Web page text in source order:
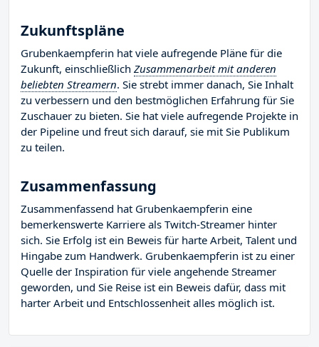
Zukunftspläne
Grubenkaempferin hat viele aufregende Pläne für die
Zukunft, einschließlich Zusammenarbeit mit anderen
beliebten Streamern. Sie strebt immer danach, Sie Inhalt
zu verbessern und den bestmöglichen Erfahrung für Sie
Zuschauer zu bieten. Sie hat viele aufregende Projekte in
der Pipeline und freut sich darauf, sie mit Sie Publikum
zu teilen.
Zusammenfassung
Zusammenfassend hat Grubenkaempferin eine
bemerkenswerte Karriere als Twitch-Streamer hinter
sich. Sie Erfolg ist ein Beweis für harte Arbeit, Talent und
Hingabe zum Handwerk. Grubenkaempferin ist zu einer
Quelle der Inspiration für viele angehende Streamer
geworden, und Sie Reise ist ein Beweis dafür, dass mit
harter Arbeit und Entschlossenheit alles möglich ist.